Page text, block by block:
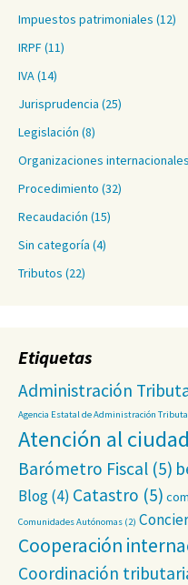
Impuestos patrimoniales (12)
IRPF(11)
IVA(14)
Jurisprudencia (25)
Legislación (8)
Organizaciones internacionales
Procedimiento (32)
Recaudación (15)
Sin categoría (4)
Tributos (22)
Etiquetas
Administración
Agencia Estatal de Administración
Atención al
Barómetro Fiscal (5)
Blog(4) Catastro (5)
Comunidades Autónomas (2)
Cooperación
Coordinación